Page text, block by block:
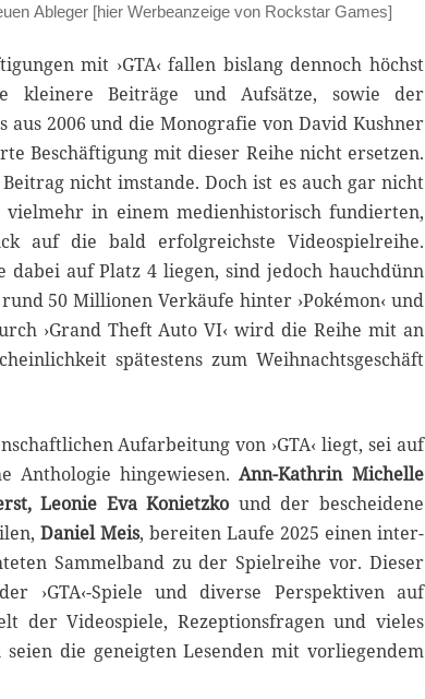
Ableger [hier Werbeanzeige von Rockstar Games]
mit ›GTA‹ fallen bislang dennoch höchst
kleinere Beiträge und Aufsätze, sowie der
aus 2006 und die Monografie von David Kushner
Beschäftigung mit dieser Reihe nicht ersetzen.
nicht imstande. Doch ist es auch gar nicht
in einem medienhistorisch fundierten,
auf die bald erfolgreichste Videospielreihe.
dabei auf Platz 4 liegen, sind jedoch hauchdünn
50 Millionen Verkäufe hinter ›Pokémon‹ und
›Grand Theft Auto VI‹ wird die Reihe mit an
spätestens zum Weihnachtsgeschäft
Aufarbeitung von ›GTA‹ liegt, sei auf
Anthologie hingewiesen. Ann-Kathrin Michelle
Leonie Eva Konietzko und der bescheidene
Daniel Meis, bereiten Laufe 2025 einen inter-
Sammelband zu der Spielreihe vor. Dieser
›GTA‹-Spiele und diverse Perspektiven auf
der Videospiele, Rezeptionsfragen und vieles
die geneigten Lesenden mit vorliegendem